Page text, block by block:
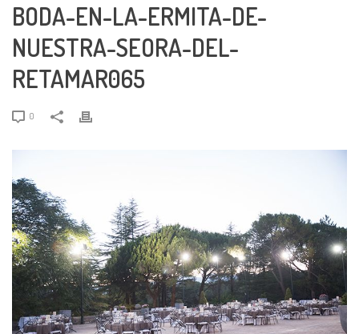
BODA-EN-LA-ERMITA-DE-
NUESTRA-SEORA-DEL-
RETAMAR065
0